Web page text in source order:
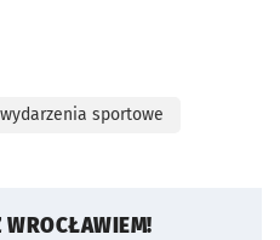
wydarzenia sportowe
WROCŁAWIEM!